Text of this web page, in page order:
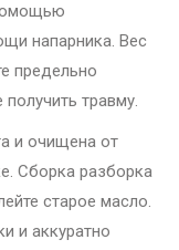
напарника. Вес
предельно
травму.
и очищена от
Сборка разборка
старое масло.
и аккуратно